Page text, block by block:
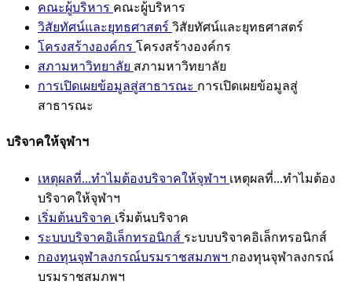
คณะผู้บริหาร คณะผู้บริหาร
วิสัยทัศน์และยุทธศาสตร์ วิสัยทัศน์และยุทธศาสตร์
โครงสร้างองค์กร โครงสร้างองค์กร
สภามหาวิทยาลัย สภามหาวิทยาลัย
การเปิดเผยข้อมูลสู่สาธารณะ การเปิดเผยข้อมูลสู่
สาธารณะ
บริจาคให้จุฬาฯ
เหตุผลที่...ทำไมต้องบริจาคให้จุฬาฯ เหตุผลที่...ทำไมต้อง
บริจาคให้จุฬาฯ
เริ่มต้นบริจาค เริ่มต้นบริจาค
ระบบบริจาคอิเล็กทรอนิกส์ ระบบบริจาคอิเล็กทรอนิกส์
กองทุนจุฬาลงกรณ์บรมราชสมภพฯ กองทุนจุฬาลงกรณ์
บรมราชสมภพฯ